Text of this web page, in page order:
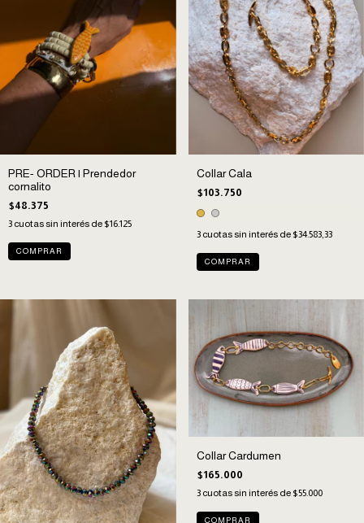
PRE- ORDER | Prendedor
cornalito
$48.375
3 cuotas sin interés de $16.125
Collar Cala
$103.750
3 cuotas sin interés de $34.583,33
COMPRAR
Collar Cardumen
$165.000
3 cuotas sin interés de $55.000